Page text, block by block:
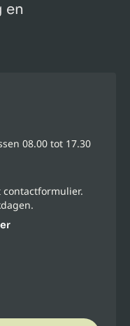
en
08.00 tot 17.30